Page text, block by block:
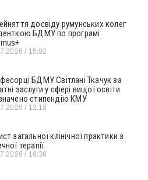
досвіду румунських колег
БДМУ по програмі
15:02
БДМУ Світлані Ткачук за
заслуги у сфері вищої освіти
стипендію КМУ
12:18
загальної клінічної практики з
терапії
16:36